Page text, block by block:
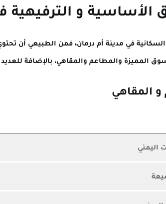
الأساسية و الترفيهية
السكانية في مدينة أم درمان، فمن الطبيعي أن
المميزة والمطاعم والمقاهي، بالإضافة
و المقاهي
اليمني